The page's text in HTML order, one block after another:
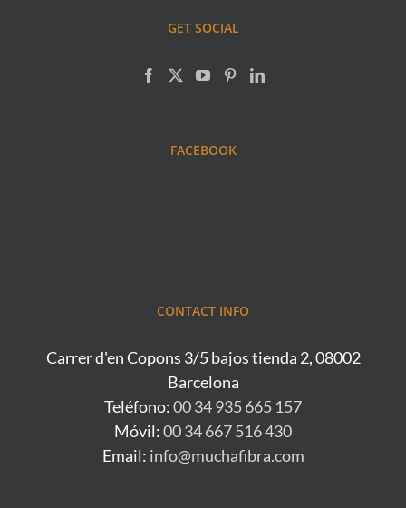
GET SOCIAL
FACEBOOK
CONTACT INFO
Carrer d'en Copons 3/5 bajos tienda 2, 08002
Barcelona
Teléfono:00 34 935 665 157
Móvil:00 34 667 516 430
Email: info@muchafibra.com